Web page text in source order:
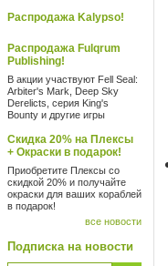
Распродажа Kalypso!
Распродажа Fulqrum
Publishing!
В акции участвуют Fell Seal:
Arbiter's Mark, Deep Sky
Derelicts, серия King's
Bounty и другие игры
Скидка 20% на Плексы
+ Окраски в подарок!
Приобретите Плексы со
скидкой 20% и получайте
окраски для ваших кораблей
в подарок!
все новости
Подписка на новости